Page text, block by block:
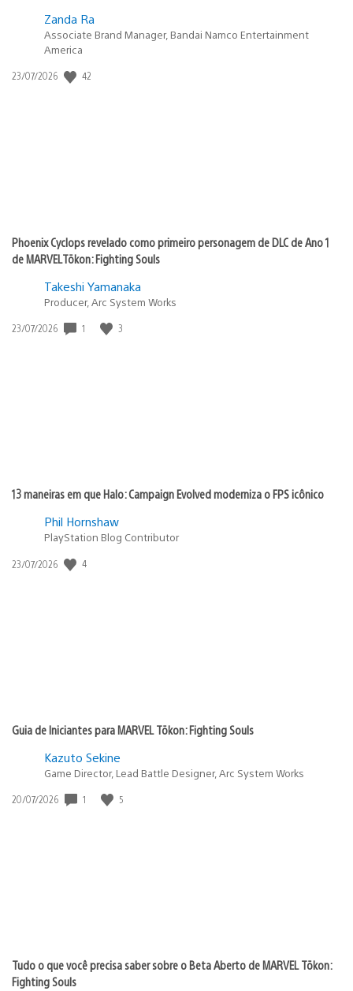
Zanda Ra
Associate Brand Manager, Bandai Namco Entertainment
America
Data
23/07/2026 42
Phoenix Cyclops revelado como primeiro personagem de DLC de Ano 1
de MARVEL Tōkon: Fighting Souls
Takeshi Yamanaka
Producer, Arc System Works
Data
23/07/2026 1 3
13 maneiras em que Halo: Campaign Evolved moderniza o FPS icônico
Phil Hornshaw
PlayStation Blog Contributor
Data
23/07/2026 4
Guia de Iniciantes para MARVEL Tōkon: Fighting Souls
Kazuto Sekine
Game Director, Lead Battle Designer, Arc System Works
Data
20/07/2026 1 5
Tudo o que você precisa saber sobre o Beta Aberto de MARVEL Tōkon:
Fighting Souls